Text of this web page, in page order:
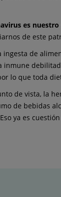
es
de este
de
lo que toda
de vista, la
de bebidas
ya es